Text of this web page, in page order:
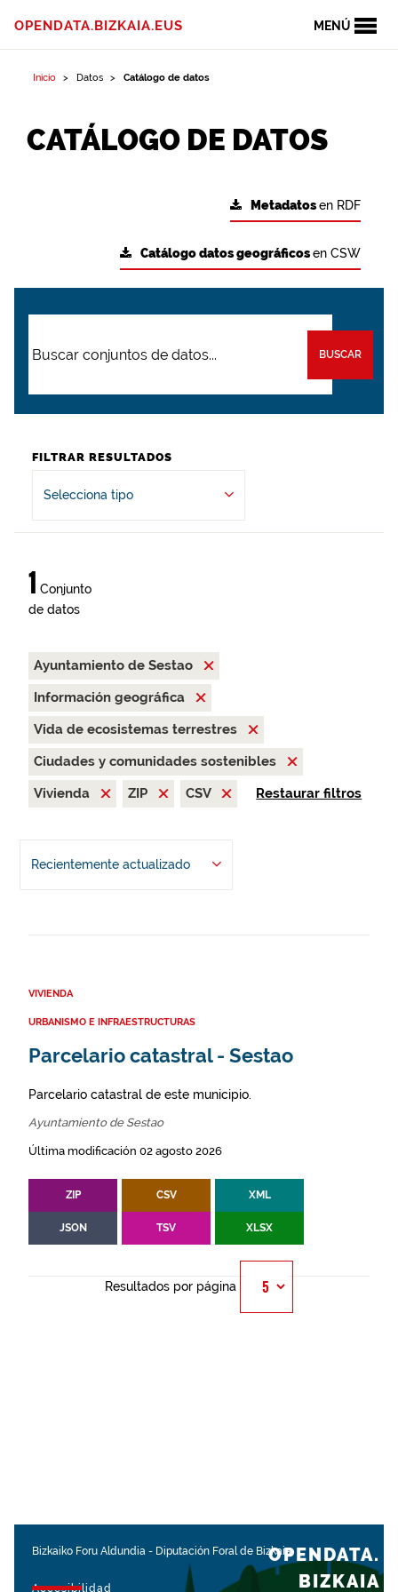
MENÚ
OPENDATA.BIZKAIA.EUS
Inicio Datos Catálogo de datos
CATÁLOGO DE DATOS
Metadatosen RDF
Catálogo datos geográficosen CSW
BUSCAR
FILTRAR RESULTADOS
Selecciona tipo
1 Conjunto
de datos
Ayuntamiento de Sestao
Información geográfica
Vida de ecosistemas terrestres
Ciudades y comunidades sostenibles
Vivienda
ZIP CSV Restaurar filtros
Recientemente actualizado
VIVIENDA
URBANISMO E INFRAESTRUCTURAS
Parcelario catastral - Sestao
Parcelario catastral de este municipio.
Ayuntamiento de Sestao
Última modificación 02 agosto 2026
ZIP CSV XML
JSON TSV XLSX
Resultados por página
Bizkaiko Foru Aldundia - Diputación Foral de Bizkaia
Accesibilidad
OPENDATA.
BIZKAIA